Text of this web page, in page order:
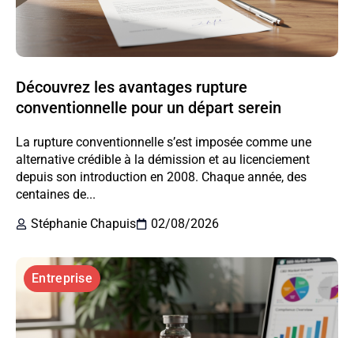
Découvrez les avantages rupture
conventionnelle pour un départ serein
La rupture conventionnelle s’est imposée comme une
alternative crédible à la démission et au licenciement
depuis son introduction en 2008. Chaque année, des
centaines de...
Stéphanie Chapuis
02/08/2026
Entreprise